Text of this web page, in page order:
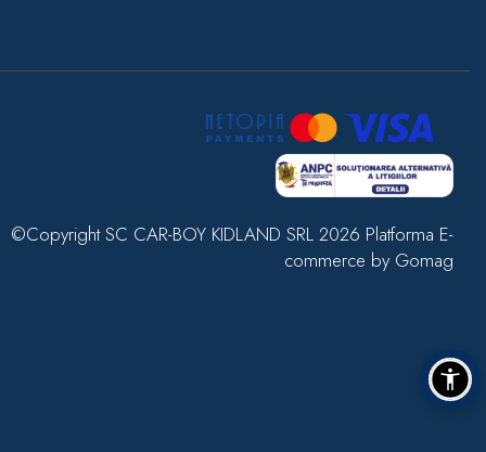
©Copyright SC CAR-BOY KIDLAND SRL 2026 Platforma E-
commerce by Gomag